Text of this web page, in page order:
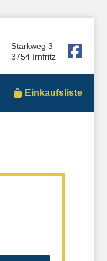
Starkweg 3
3754 Irnfritz
Einkaufsliste